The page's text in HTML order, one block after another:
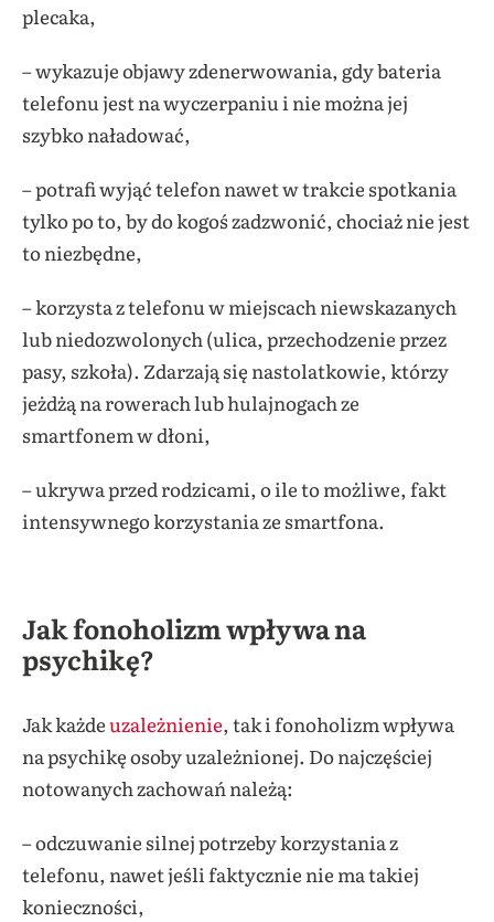
plecaka,
– wykazuje objawy zdenerwowania, gdy bateria
telefonu jest na wyczerpaniu i nie można jej
szybko naładować,
– potrafi wyjąć telefon nawet w trakcie spotkania
tylko po to, by do kogoś zadzwonić, chociaż nie jest
to niezbędne,
– korzysta z telefonu w miejscach niewskazanych
lub niedozwolonych (ulica, przechodzenie przez
pasy, szkoła). Zdarzają się nastolatkowie, którzy
jeżdżą na rowerach lub hulajnogach ze
smartfonem w dłoni,
– ukrywa przed rodzicami, o ile to możliwe, fakt
intensywnego korzystania ze smartfona.
Jak fonoholizm wpływa na
psychikę?
Jak każdeuzależnienie, tak i fonoholizm wpływa
na psychikę osoby uzależnionej. Do najczęściej
notowanych zachowań należą:
– odczuwanie silnej potrzeby korzystania z
telefonu, nawet jeśli faktycznie nie ma takiej
konieczności,